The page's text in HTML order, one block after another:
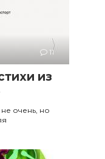
11
из
очень, но